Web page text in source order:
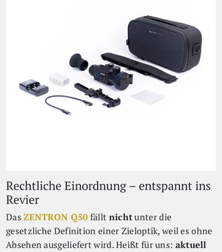
Rechtliche Einordnung – entspannt ins
Revier
DasZENTRON Q50 fällt nichtunter die
gesetzliche Definition einer Zieloptik, weil es ohne
Absehen ausgeliefert wird. Heißt für uns: aktuell